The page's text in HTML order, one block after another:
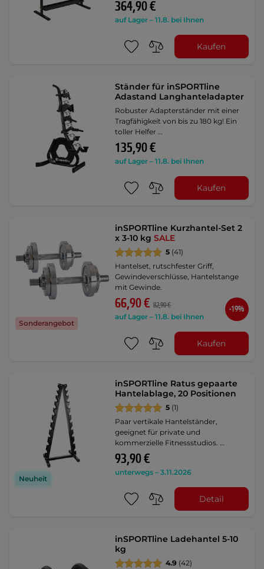
364,90 €
auf Lager – 11.8. bei Ihnen
Kaufen
Ständer für inSPORTline
Adastand Langhanteladapter
Robuster Adapterständer mit einer
Tragfähigkeit von bis zu 180 kg! Ein
toller Helfer …
135,90 €
auf Lager – 11.8. bei Ihnen
Kaufen
Sonderangebot
inSPORTline Kurzhantel-Set 2
x 3-10 kgSALE
5 (41)
Hantelset, rutschfester Griff,
Gewindeverschlüsse, Hantelstange
mit Gewinde.
66,90 € 82,90 €
auf Lager – 11.8. bei Ihnen
-19%
Kaufen
Neuheit
inSPORTline Ratus gepaarte
Hantelablage, 20 Positionen
5 (1)
Paar vertikale Hantelständer,
geeignet für private und
kommerzielle Fitnessstudios. …
93,90 €
unterwegs – 3.11.2026
Detail
inSPORTline Ladehantel 5-10
kg
4.9 (42)